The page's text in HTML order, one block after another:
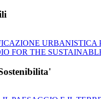
URBANISTICA
FOR THE